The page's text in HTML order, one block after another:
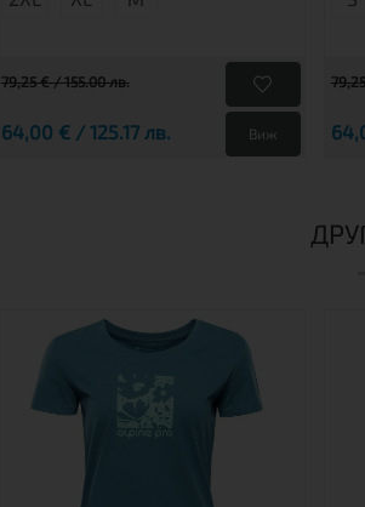
79,25 € / 155.00 лв.
64,00 € / 125.17 лв. Виж